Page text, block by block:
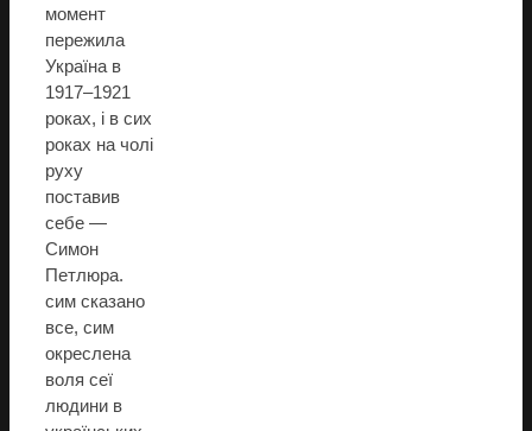
момент
пережила
Україна в
1917–1921
роках, і в сих
роках на чолі
руху
поставив
себе —
Симон
Петлюра.
сим сказано
все, сим
окреслена
воля сеї
людини в